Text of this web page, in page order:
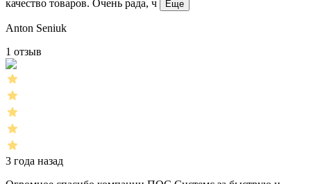
качество товаров. Очень рада, ч Еще
Anton Seniuk
1 отзыв
3 года назад